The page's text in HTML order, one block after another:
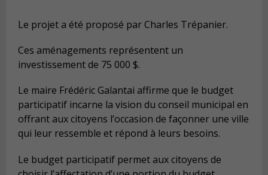
Le projet a été proposé par Charles Trépanier.
Ces aménagements représentent un
investissement de 75 000 $.
Le maire Frédéric Galantai affirme que le budget
participatif incarne la vision du conseil municipal en
offrant aux citoyens l’occasion de façonner une ville
qui leur ressemble et répond à leurs besoins.
Le budget participatif permet aux citoyens de